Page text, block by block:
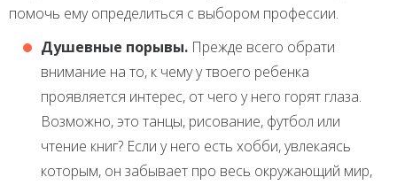
помочь ему определиться с выбором профессии.
Душевные порывы. Прежде всего обрати
внимание на то, к чему у твоего ребенка
проявляется интерес, от чего у него горят глаза.
Возможно, это танцы, рисование, футбол или
чтение книг? Если у него есть хобби, увлекаясь
которым, он забывает про весь окружающий мир,